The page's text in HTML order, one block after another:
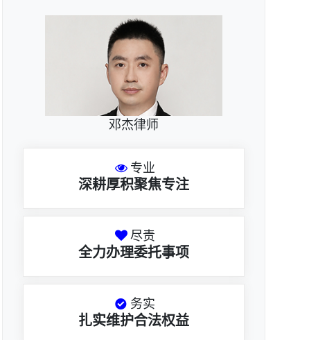
邓杰律师
专业
深耕厚积聚焦专注
尽责
全力办理委托事项
务实
扎实维护合法权益